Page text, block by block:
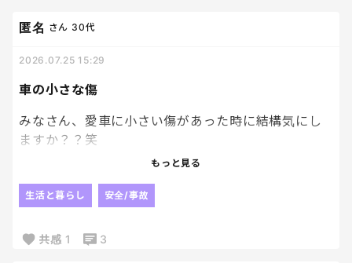
たまにまた確認しちゃう😂
思うときはたいていかけてる。
鍵かけたかどうかを考えすらしなかった。笑
確認の癖をつけることも大事だよね。
車の小さな傷
匿名 さん 30代
2026.07.25 15:29
みなさん、愛車に小さい傷があった時に結構気にし
ますか？？笑
それとも、毎日乗ってるし気にしててもしょーがな
大きな傷じゃないから、気にしなきゃわからないん
もっと見る
生活と暮らし 安全/事故
共感 1 3